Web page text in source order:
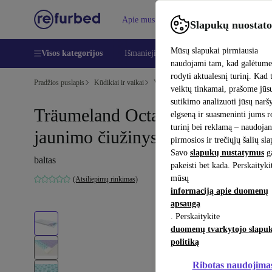
Slapukų
Mūsų slapukai pirmiausia
naudojami tam, kad
rodyti aktualesnį turinį. Kad
veiktų tinkamai, prašome
sutikimo analizuoti jūsų
elgseną ir suasmeninti jums
turinį bei reklamą –
pirmosios ir trečiųjų šalių
Savo slapukų nustatymus
pakeisti bet kada.
mūsų
informaciją apie duomenų
apsaugą
. Perskaitykite
duomenų tvarkytojo
politiką
Ribotas
Apie mus Pagalba
Visos kategorijos Išmanieji telefonai Nešiojamieji
Pradžios puslapis Kūdikiai ir vaikai Vaikų lovelės
Träumeland Octasmart XL
jaunimo čiužinys 90 x 200 cm
baltas
(Atsiliepimų rinkimas)